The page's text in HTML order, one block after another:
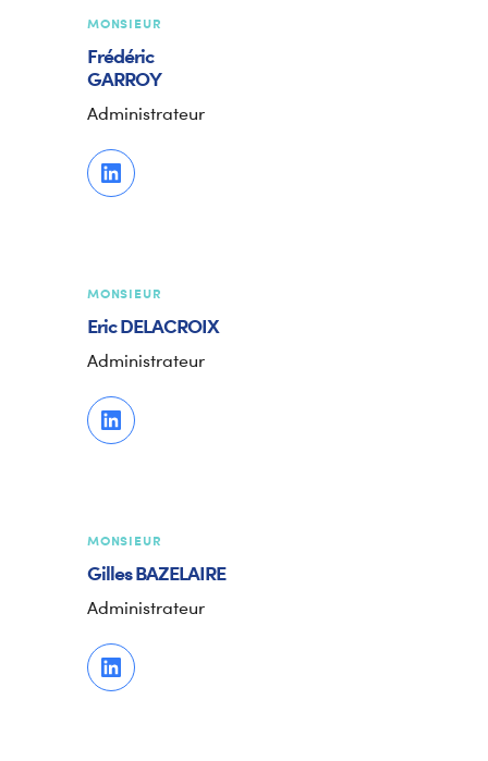
MONSIEUR
Frédéric
GARROY
Administrateur
MONSIEUR
EricDELACROIX
Administrateur
MONSIEUR
GillesBAZELAIRE
Administrateur